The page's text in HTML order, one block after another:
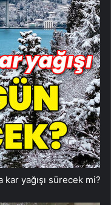
kar yağışı sürecek mi?